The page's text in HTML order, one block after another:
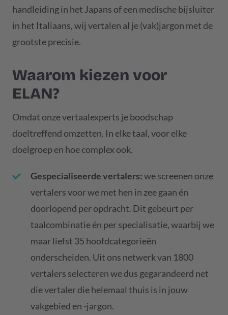
handleiding in het Japans of een medische bijsluiter
in het Italiaans, wij vertalen al je (vak)jargon met de
grootste precisie.
Waarom kiezen voor
ELAN?
Omdat onze vertaalexperts je boodschap
doeltreffend omzetten. In elke taal, voor elke
doelgroep en hoe complex ook.
Gespecialiseerde vertalers:we screenen onze
vertalers voor we met hen in zee gaan én
doorlopend per opdracht. Dit gebeurt per
taalcombinatie én per specialisatie, waarbij we
maar liefst 35 hoofdcategorieën
onderscheiden. Uit ons netwerk van 1800
vertalers selecteren we dus gegarandeerd net
die vertaler die helemaal thuis is in jouw
vakgebied en -jargon.